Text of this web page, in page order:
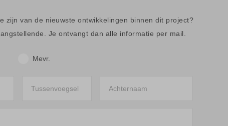
zijn van de nieuwste ontwikkelingen binnen dit project?
Je ontvangt dan alle informatie per mail.
Mevr.
Tussenvoegsel Achternaam